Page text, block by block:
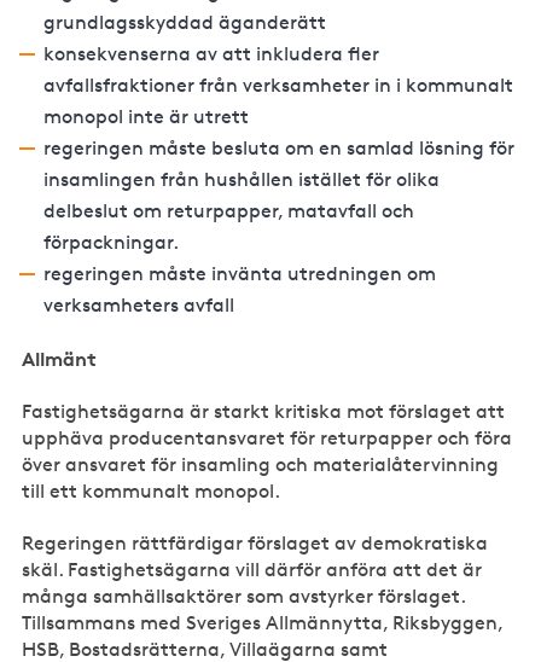
grundlagsskyddad äganderätt
konsekvenserna av att inkludera fler
avfallsfraktioner från verksamheter in i kommunalt
monopol inte är utrett
regeringen måste besluta om en samlad lösning för
insamlingen från hushållen istället för olika
delbeslut om returpapper, matavfall och
förpackningar.
regeringen måste invänta utredningen om
verksamheters avfall
Allmänt
Fastighetsägarna är starkt kritiska mot förslaget att
upphäva producentansvaret för returpapper och föra
över ansvaret för insamling och materialåtervinning
till ett kommunalt monopol.
Regeringen rättfärdigar förslaget av demokratiska
skäl. Fastighetsägarna vill därför anföra att det är
många samhällsaktörer som avstyrker förslaget.
Tillsammans med Sveriges Allmännytta, Riksbyggen,
HSB, Bostadsrätterna, Villaägarna samt